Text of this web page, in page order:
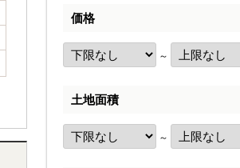
価格
～
土地面積
～